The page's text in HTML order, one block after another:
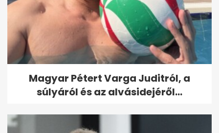
Magyar Pétert Varga Juditról, a
súlyáról és az alvásidejéről...